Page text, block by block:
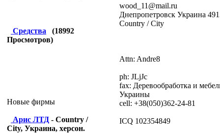
Средства (18992
Просмотров)
Новые фирмы
Арис ЛТД - Country /
City, Украина, херсон.
wood_11@mail.ru
Днепропетровск Украина
Country / City
Attn: Andre8
ph: JLjJc
fax: Деревообработка и
Украины
cell: +38(050)362-24-81
ICQ 102354849